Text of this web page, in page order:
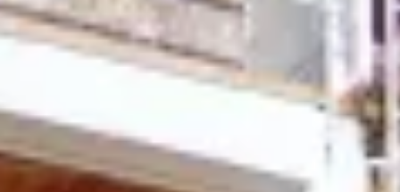
DE MAR
ET L’ART SUR LA COSTA BRAVA
BRAVA